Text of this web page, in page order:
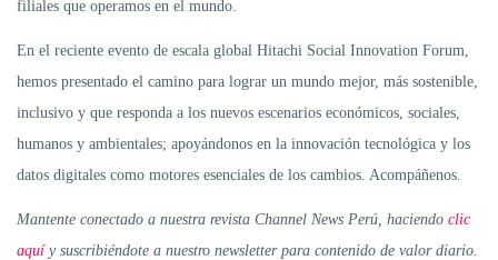
filiales que operamos en el mundo.
En el reciente evento de escala global Hitachi Social Innovation Forum,
hemos presentado el camino para lograr un mundo mejor, más sostenible,
inclusivo y que responda a los nuevos escenarios económicos, sociales,
humanos y ambientales; apoyándonos en la innovación tecnológica y los
datos digitales como motores esenciales de los cambios. Acompáñenos.
Mantente conectado a nuestra revista Channel News Perú, haciendo clic
aquíy suscribiéndote a nuestro newsletter para contenido de valor diario.